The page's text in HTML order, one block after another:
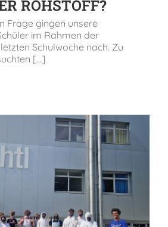
ROHSTOFF?
Frage gingen unsere
im Rahmen der
Schulwoche nach. Zu
[...]